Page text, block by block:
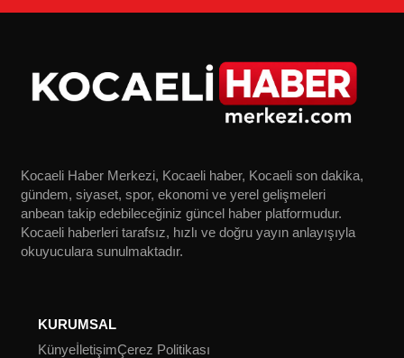
Kocaeli Haber Merkezi, Kocaeli haber, Kocaeli son dakika,
gündem, siyaset, spor, ekonomi ve yerel gelişmeleri
anbean takip edebileceğiniz güncel haber platformudur.
Kocaeli haberleri tarafsız, hızlı ve doğru yayın anlayışıyla
okuyuculara sunulmaktadır.
KURUMSAL
KünyeİletişimÇerez Politikası